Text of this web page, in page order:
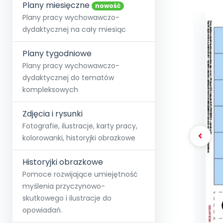
Społeczność
+48 12 631 04 10
kontakt@blizejprzedszkola.pl
O miesięczniku
Strona główna
Strefy,
O Akademii
Akademia
Poznaj pakiet MAX
Testuj przez 7 dni
E-
Pełen
Wszystkie projekty
Skontaktuj się
Dodaj wpis
Plany miesięczne nowość
Plany pracy wychowawczo-
dydaktycznej na cały miesiąc
Plany tygodniowe
Plany pracy wychowawczo-
dydaktycznej do tematów
kompleksowych
Zdjęcia i rysunki
Fotografie, ilustracje, karty pracy,
kolorowanki, historyjki obrazkowe
Historyjki obrazkowe
Pomoce rozwijające umiejętność
myślenia przyczynowo-
skutkowego i ilustracje do
opowiadań.